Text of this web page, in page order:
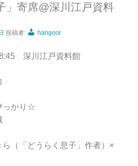
」寄席@深川江戸資料
投稿者: hangoor
深川江戸資料館
っかり☆
ら（「どうらく息子」作者）×